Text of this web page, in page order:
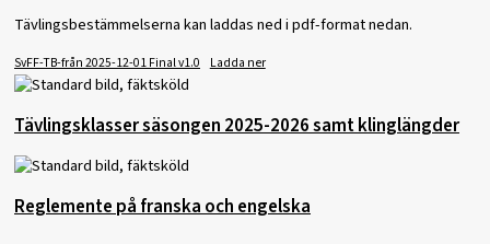
Tävlingsbestämmelserna kan laddas ned i pdf-format nedan.
SvFF-TB-från 2025-12-01 Final v1.0 Ladda ner
Tävlingsklasser säsongen 2025-2026 samt klinglängder
Reglemente på franska och engelska